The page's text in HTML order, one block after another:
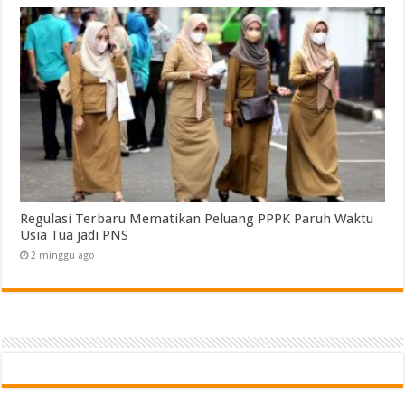
Regulasi Terbaru Mematikan Peluang PPPK Paruh Waktu
Usia Tua jadi PNS
2 minggu ago